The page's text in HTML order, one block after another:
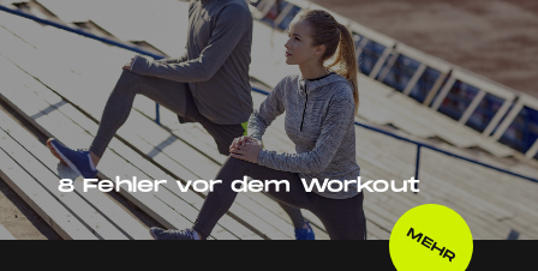
8 Fehler vor dem Workout
MEHR